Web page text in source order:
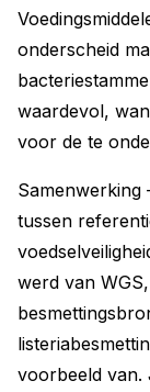
onderscheid
waardevol,
voor de te
Samenwerking
tussen
werd van
voorbeeld van.